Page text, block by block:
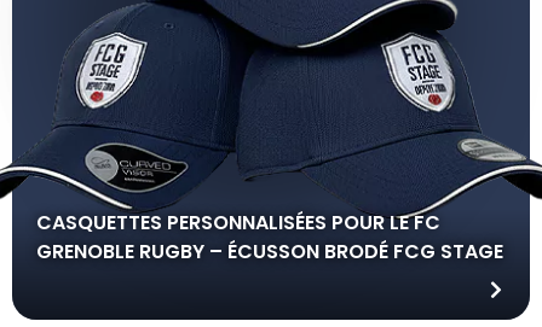
CASQUETTES PERSONNALISÉES POUR LE FC
GRENOBLE RUGBY – ÉCUSSON BRODÉ FCG STAGE